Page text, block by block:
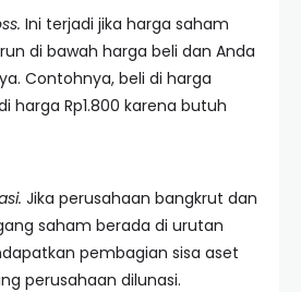
Ini terjadi jika harga saham
di bawah harga beli dan Anda
Contohnya, beli di harga
harga Rp1.800 karena butuh
Jika perusahaan bangkrut dan
saham berada di urutan
pembagian sisa aset
perusahaan dilunasi.